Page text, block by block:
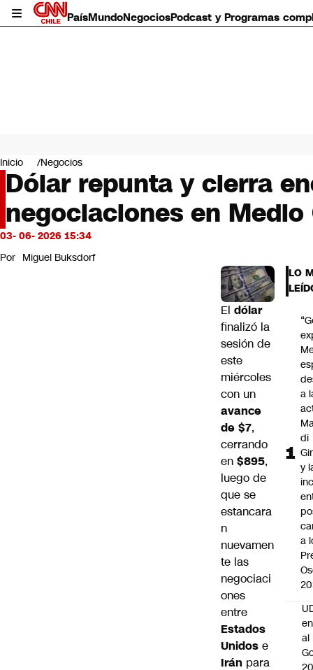
PaísMundoNegociosPodcast y Programas
Mundo
Negocios
Deportes
Programas completos
Cultura
Servicios
Bits
CNN Data
Inicio Negocios
Dólar repunta y cierra
negociaciones en
03- 06- 2026 15:34
Por Miguel Buksdorf
El dólar
finalizó la
sesión de
este
miércoles
con un
avance
de $7,
cerrando
en $895,
luego de
que se
estancara
n
nuevamen
te las
negociaci
ones
entre
Estados
Unidos e
Irán para
LO
a
di
y
a
al